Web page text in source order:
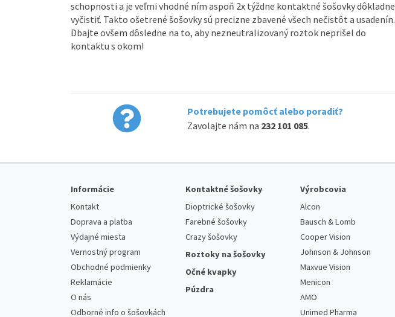
schopnosti a je veľmi vhodné ním aspoň 2x týždne kontaktné šošovky dôkladne
vyčistiť. Takto ošetrené šošovky sú precizne zbavené všech nečistôt a usadenín.
Dbajte ovšem dôsledne na to, aby nezneutralizovaný roztok neprišel do
kontaktu s okom!
Potrebujete pomôcť alebo poradiť?
Zavolajte nám na 232 101 085.
Informácie
Kontakt
Doprava a platba
Výdajné miesta
Vernostný program
Obchodné podmienky
Reklamácie
O nás
Odborné info o šošovkách
Kontaktné šošovky
Dioptrické šošovky
Farebné šošovky
Crazy šošovky
Roztoky na šošovky
Očné kvapky
Púzdra
Výrobcovia
Alcon
Bausch & Lomb
Cooper Vision
Johnson & Johnson
Maxvue Vision
Menicon
AMO
Unimed Pharma